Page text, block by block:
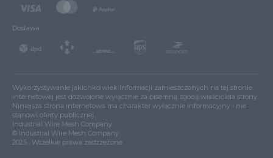
Dostawa
Wykorzystywanie jakichkolwiek informacji zamieszczonych na tej stronie
internetowej jest dozwolone wyłącznie za pisemną zgodą właściciela strony.
Niniejsza strona internetowa ma charakter wyłącznie informacyjny i nie
stanowi oferty publicznej.
Industrial Wire Mesh Company.
© Industrial Wire Mesh Company.
2025 . Wszelkie prawa zastrzeżone.